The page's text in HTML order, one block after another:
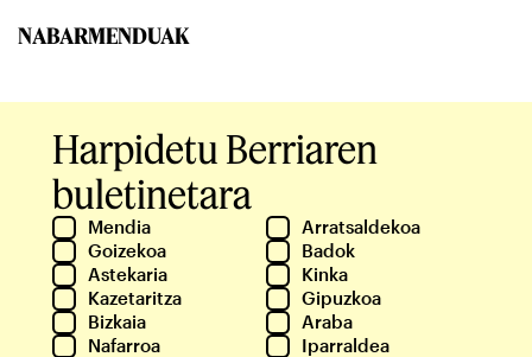
NABARMENDUAK
Harpidetu Berriaren
buletinetara
Mendia
Arratsaldekoa
Goizekoa
Badok
Astekaria
Kinka
Kazetaritza
Gipuzkoa
Bizkaia
Araba
Nafarroa
Iparraldea